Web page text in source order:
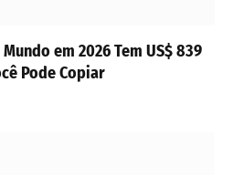
em 2026 Tem US$ 839
Pode Copiar